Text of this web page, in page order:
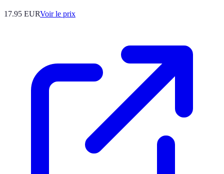
17.95 EURVoir le prix